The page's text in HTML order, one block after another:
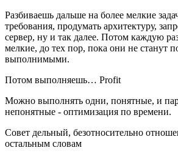
Разбиваешь дальше на более мелкие
требования, продумать архитектуру,
сервер, ну и так далее. Потом каждую
мелкие, до тех пор, пока они не станут
выполнимыми.
Потом выполняешь… Profit
Можно выполнять одни, понятные, и
непонятные - оптимизация по времени.
Совет дельный, безотносительно
остальным словам